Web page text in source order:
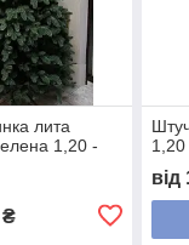
лита
1,20 -
від